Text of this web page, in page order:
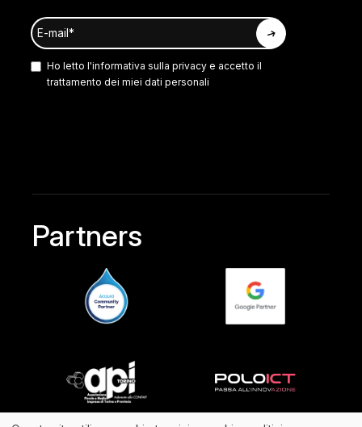
Ho letto l'informativa sulla privacy
trattamento dei miei dati personali
Partners